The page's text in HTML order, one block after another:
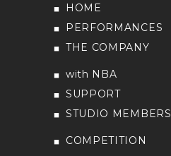
HOME
PERFORMANCES
THE COMPANY
with NBA
SUPPORT
STUDIO MEMBERS
COMPETITION